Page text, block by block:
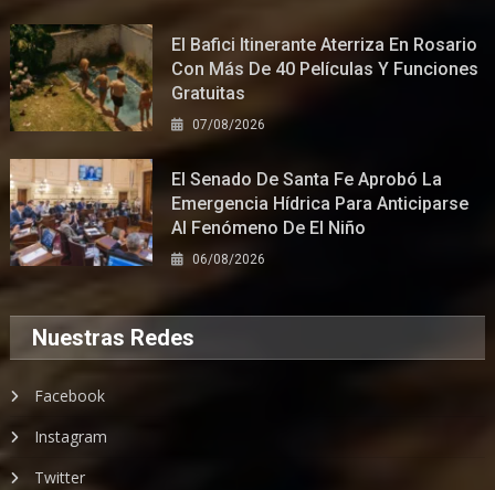
El Bafici Itinerante Aterriza En Rosario
Con Más De 40 Películas Y Funciones
Gratuitas
07/08/2026
El Senado De Santa Fe Aprobó La
Emergencia Hídrica Para Anticiparse
Al Fenómeno De El Niño
06/08/2026
Nuestras Redes
Facebook
Instagram
Twitter